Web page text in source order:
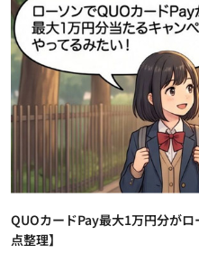
QUOカードPay最大1万円分が
点整理】